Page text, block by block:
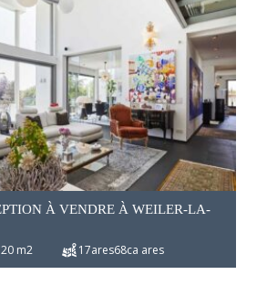
À VENDRE À WEILER-LA-
m2 17ares68ca ares